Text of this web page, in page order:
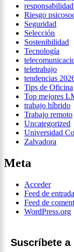
Riesgo
Seguridad
Selección
Sostenibilidad
Tecnología
teletrabajo
tendencias
Tips de Oficina
Top mejores
trabajo híbrido
Trabajo remoto
Uncategorized
Universidad
Zalvadora
Meta
Acceder
Feed de
Feed de
WordPress.org
Suscríbete